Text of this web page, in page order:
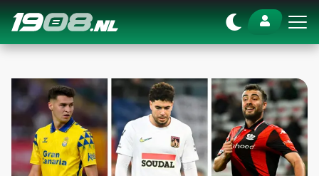
Navigation